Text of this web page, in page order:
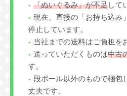
「ぬいぐるみ」が不足して
現在、直接の「お持ち込み
停止しています。
当社までの送料はご負担を
送っていただくものは中古
す。
段ボール以外のもので梱包
丈夫です。